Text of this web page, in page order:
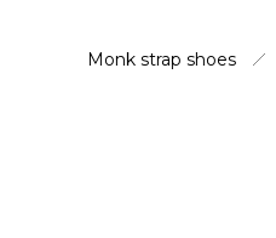
Monk strap shoes